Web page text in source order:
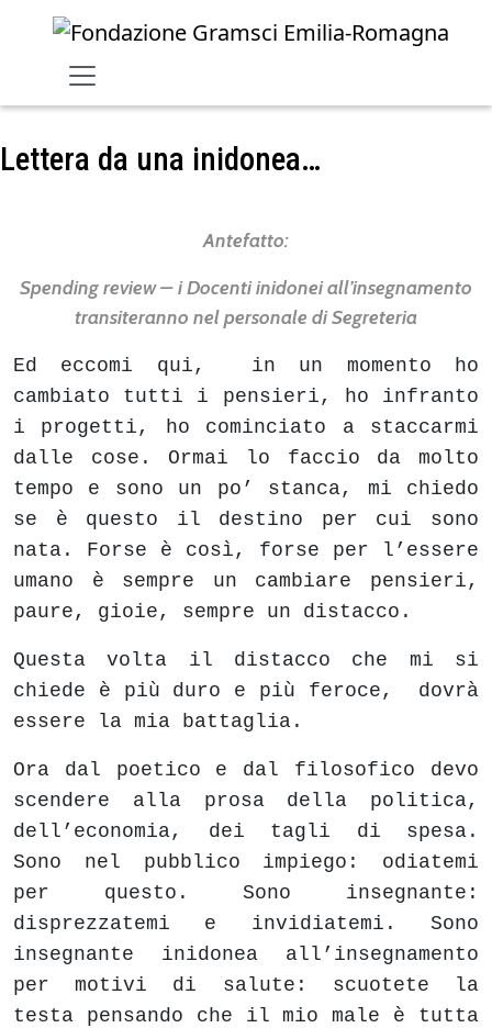
Skip to main content
Lettera da una inidonea…
Antefatto:
Spending review – i Docenti inidonei all’insegnamento
transiteranno nel personale di Segreteria
Ed eccomi qui, in un momento ho
cambiato tutti i pensieri, ho infranto
i progetti, ho cominciato a staccarmi
dalle cose. Ormai lo faccio da molto
tempo e sono un po’ stanca, mi chiedo
se è questo il destino per cui sono
nata. Forse è così, forse per l’essere
umano è sempre un cambiare pensieri,
paure, gioie, sempre un distacco.
Questa volta il distacco che mi si
chiede è più duro e più feroce, dovrà
essere la mia battaglia.
Ora dal poetico e dal filosofico devo
scendere alla prosa della politica,
dell’economia, dei tagli di spesa.
Sono nel pubblico impiego: odiatemi
per questo. Sono insegnante:
disprezzatemi e invidiatemi. Sono
insegnante inidonea all’insegnamento
per motivi di salute: scuotete la
testa pensando che il mio male è tutta